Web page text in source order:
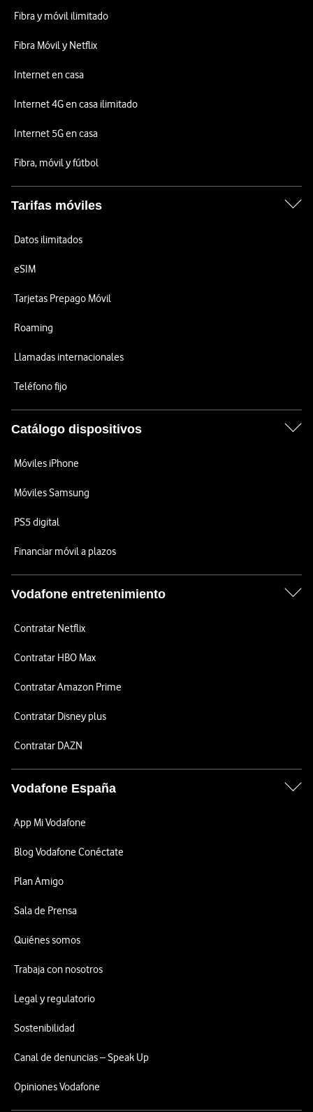
Fibra y móvil ilimitado
Fibra Móvil y Netflix
Internet en casa
Internet 4G en casa ilimitado
Internet 5G en casa
Fibra, móvil y fútbol
Tarifas móviles
Datos ilimitados
eSIM
Tarjetas Prepago Móvil
Roaming
Llamadas internacionales
Teléfono fijo
Catálogo dispositivos
Móviles iPhone
Móviles Samsung
PS5 digital
Financiar móvil a plazos
Vodafone entretenimiento
Contratar Netflix
Contratar HBO Max
Contratar Amazon Prime
Contratar Disney plus
Contratar DAZN
Vodafone España
App Mi Vodafone
Blog Vodafone Conéctate
Plan Amigo
Sala de Prensa
Quiénes somos
Trabaja con nosotros
Legal y regulatorio
Sostenibilidad
Canal de denuncias – Speak Up
Opiniones Vodafone